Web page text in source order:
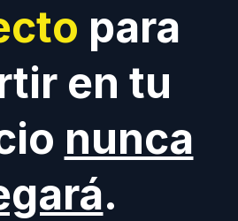
para
en tu
nunca
.